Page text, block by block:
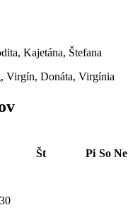
Kajetána, Štefana
Virgín, Donáta, Virgínia
Št Pi So Ne
30